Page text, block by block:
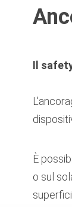
Il
È
o sul